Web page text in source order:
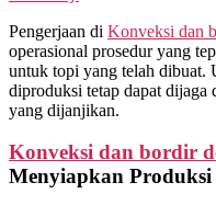
Pengerjaan di Konveksi dan
operasional prosedur yang
untuk topi yang telah dibuat.
diproduksi tetap dapat dijaga
yang dijanjikan.
Konveksi dan bordir
Menyiapkan Produksi